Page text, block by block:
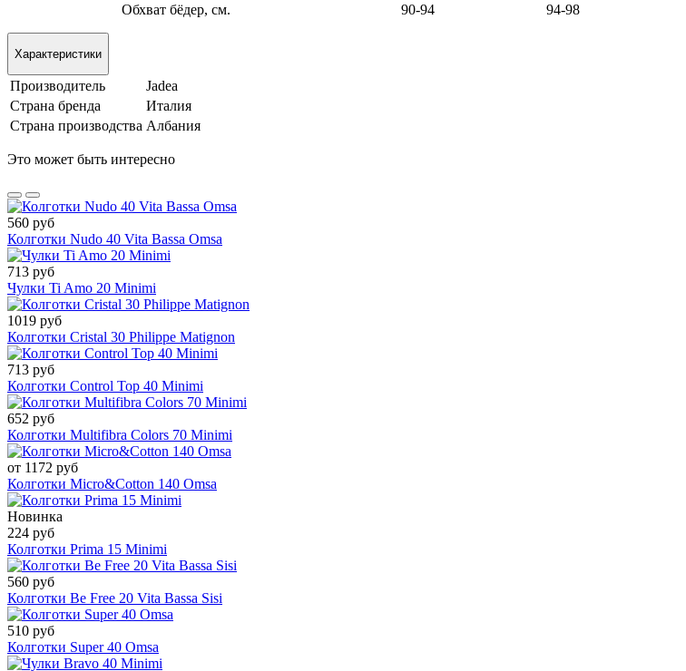
Обхват бёдер, см. 90-94 94-98
Характеристики
Производитель
Jadea
Страна бренда
Италия
Страна производства Албания
Это может быть интересно
560 руб
Колготки Nudo 40 Vita Bassa Omsa
713 руб
Чулки Ti Amo 20 Minimi
1019 руб
Колготки Cristal 30 Philippe Matignon
713 руб
Колготки Control Top 40 Minimi
652 руб
Колготки Multifibra Colors 70 Minimi
от 1172 руб
Колготки Micro&Cotton 140 Omsa
Новинка
224 руб
Колготки Prima 15 Minimi
560 руб
Колготки Be Free 20 Vita Bassa Sisi
510 руб
Колготки Super 40 Omsa